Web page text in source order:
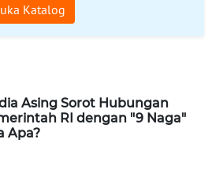
Katalog
Asing Sorot Hubungan
RI dengan "9 Naga"
Apa?